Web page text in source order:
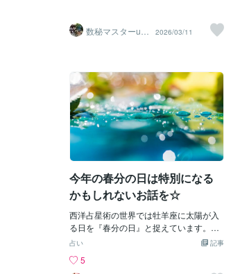
数秘マスターura
ra
2026/03/11
今年の春分の日は特別になる
かもしれないお話を☆
西洋占星術の世界では牡羊座に太陽が入
る日を『春分の日』と捉えています。
（正確に言えば今年は3/21の06:24に春分
星座であるため、西洋占星術の世界では
記事
占い
5